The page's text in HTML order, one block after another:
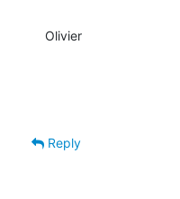
Olivier
Reply